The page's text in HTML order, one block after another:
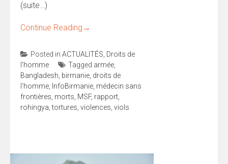
(suite…)
Continue Reading →
Posted in ACTUALITÉS, Droits de
l'homme
Tagged armée,
Bangladesh, birmanie, droits de
l'homme, InfoBirmanie, médecin sans
frontières, morts, MSF, rapport,
rohingya,tortures, violences, viols